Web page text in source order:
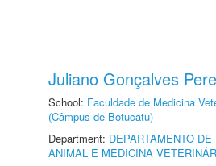
Juliano Gonçalves
School: Faculdade de Medicina
(Câmpus de Botucatu)
Department: DEPARTAMENTO
ANIMAL E MEDICINA